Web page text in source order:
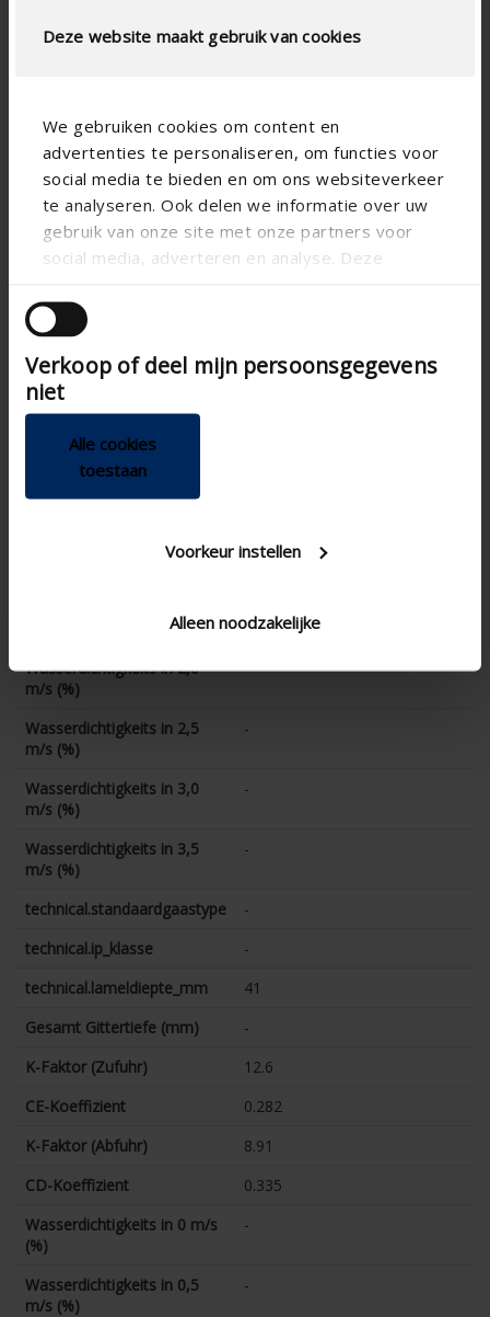
Deze website maakt gebruik van cookies
We gebruiken cookies om content en
advertenties te personaliseren, om functies voor
social media te bieden en om ons websiteverkeer
te analyseren. Ook delen we informatie over uw
gebruik van onze site met onze partners voor
social media, adverteren en analyse. Deze
andere informatie die u aan ze heeft verstrekt of
die ze hebben verzameld op basis van uw gebruik
van hun services.
Verkoop of deel mijn persoonsgegevens
niet
Alle cookies
toestaan
Voorkeur instellen
Alleen noodzakelijke
Querschnitt (%)
technical.ip_klasse
-
technical.lameldiepte_mm
41
Gesamt Gittertiefe (mm)
-
K-Faktor (Zufuhr)
12.6
CE-Koeffizient
CD-Koeffizient
Wasserdichtigkeits in 1,0
-
Wasserdichtigkeits in 2,0
m/s (%)
-
Wasserdichtigkeits in 2,5
m/s (%)
-
Wasserdichtigkeits in 3,0
m/s (%)
-
Wasserdichtigkeits in 3,5
m/s (%)
-
technical.standaardgaastype
-
technical.ip_klasse
-
technical.lameldiepte_mm
41
Gesamt Gittertiefe (mm)
-
K-Faktor (Zufuhr)
12.6
CE-Koeffizient
0.282
K-Faktor (Abfuhr)
8.91
CD-Koeffizient
0.335
Wasserdichtigkeits in 0 m/s
(%)
-
Wasserdichtigkeits in 0,5
m/s (%)
-